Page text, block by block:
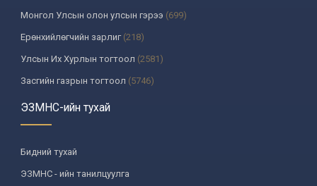
Монгол Улсын олон улсын гэрээ (699)
Ерөнхийлөгчийн зарлиг(218)
Улсын Их Хурлын тогтоол (2581)
Засгийн газрын тогтоол (5746)
Үндсэн хуулийн цэцийн шийдвэр
Улсын дээд шүүхийн тогтоол
УИХ-аас томилогддог байгууллагын дарга, түүнтэй адилтгах албан
тушаалтны шийдвэр
Сайдын тушаал(987)
ЭЗМНС-ийн тухай
Бидний тухай
ЭЗМНС - ийн танилцуулга